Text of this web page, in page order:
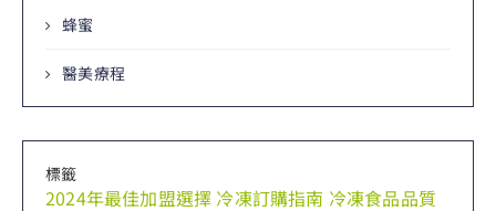
蜂蜜
醫美療程
標籤
2024年最佳加盟選擇 冷凍訂購指南 冷凍食品品質